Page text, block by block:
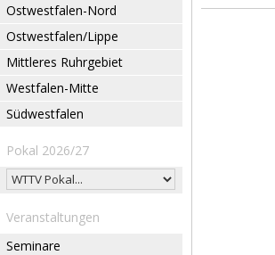
Ostwestfalen-Nord
Ostwestfalen/Lippe
Mittleres Ruhrgebiet
Westfalen-Mitte
Südwestfalen
Pokal 2026/27
Veranstaltungen
Seminare